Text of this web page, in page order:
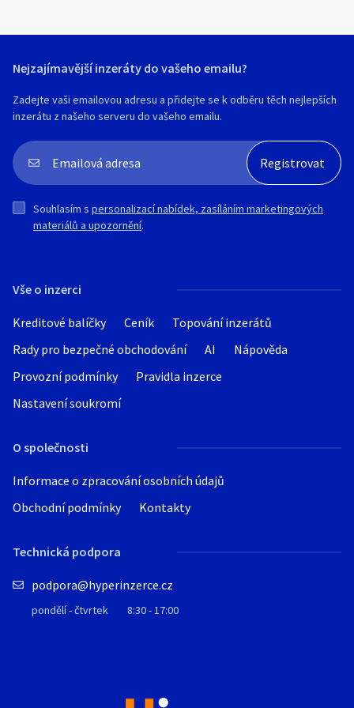
nižší hmotnost. Uložení vázání na lyži je
je dosaženo většího zrychlení při výjezdu
PC 23490,-
116x70x98
Prodávám i jiné lyže a také boty. Mám
široký výběr. Napište si o aktuální nabídku
Brod. Případně zašlu na dobírku. Doklad -
vázání.
Vše o inzerci
Kreditové balíčky Ceník
Topování inzerátů
Rady pro bezpečné obchodování
AI
Nápověda
Provozní podmínky
Pravidla inzerce
Nastavení soukromí
O společnosti
Informace o zpracování osobních údajů
Obchodní podmínky
Kontakty
Technická podpora
podpora@hyperinzerce.cz
pondělí - čtvrtek 8:30 - 17:00
Nejzajímavější inzeráty do vašeho emailu?
Zadejte vaši emailovou adresu a přidejte se k odběru těch nejlepších
inzerátu z našeho serveru do vašeho emailu.
Souhlasím s personalizací nabídek, zasíláním marketingových
materiálů a upozornění.